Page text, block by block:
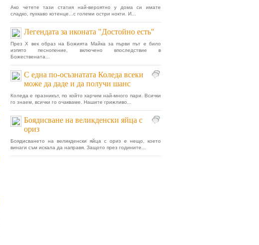
Ако четете тази статия най-вероятно у дома си имате
сладко, пухкаво котенце...с големи остри нокти. И...
Легендата за иконата "Достойно есть"
През X век образ на Божията Майка за първи път е било
изпято песнопение, включено впоследствие в
Божествената...
С една по-осъзнатата Коледа всеки
може да даде и да получи шанс
Коледа е празникът, по който харчим най-много пари. Всички
го знаем, всички го очакваме. Нашите грижливо...
Боядисване на великденски яйца с
ориз
Боядисването на великденски яйца с ориз е нещо, което
винаги съм искала да направя. Защото през годините...